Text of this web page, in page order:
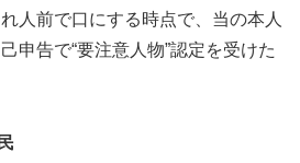
人前で口にする時点で、当の本人
申告で“要注意人物”認定を受けた